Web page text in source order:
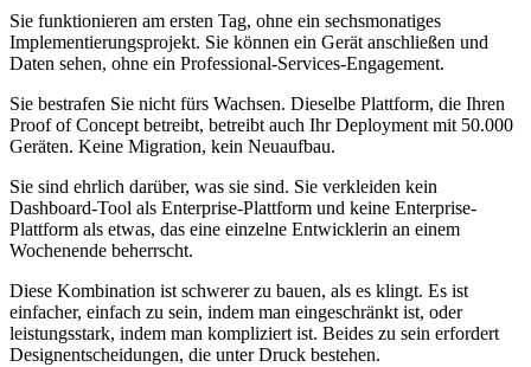
Sie funktionieren am ersten Tag, ohne ein sechsmonatiges
Implementierungsprojekt. Sie können ein Gerät anschließen und
Daten sehen, ohne ein Professional-Services-Engagement.
Sie bestrafen Sie nicht fürs Wachsen. Dieselbe Plattform, die Ihren
Proof of Concept betreibt, betreibt auch Ihr Deployment mit 50.000
Geräten. Keine Migration, kein Neuaufbau.
Sie sind ehrlich darüber, was sie sind. Sie verkleiden kein
Dashboard-Tool als Enterprise-Plattform und keine Enterprise-
Plattform als etwas, das eine einzelne Entwicklerin an einem
Wochenende beherrscht.
Diese Kombination ist schwerer zu bauen, als es klingt. Es ist
einfacher, einfach zu sein, indem man eingeschränkt ist, oder
leistungsstark, indem man kompliziert ist. Beides zu sein erfordert
Designentscheidungen, die unter Druck bestehen.